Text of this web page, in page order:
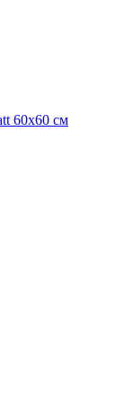
60x60 см